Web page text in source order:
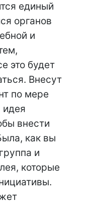
единый
органов
и
это будет
Внесут
по мере
идея
внести
как вы
и
которые